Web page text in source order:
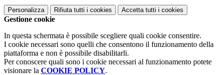
Personalizza Rifiuta tutti i cookies Accetta tutti i cookies
Gestione cookie
In questa schermata è possibile scegliere quali cookie consentire.
I cookie necessari sono quelli che consentono il funzionamento della
piattaforma e non è possibile disabilitarli.
Per conoscere quali sono i cookie necessari al funzionamento potete
visionare la COOKIE POLICY.